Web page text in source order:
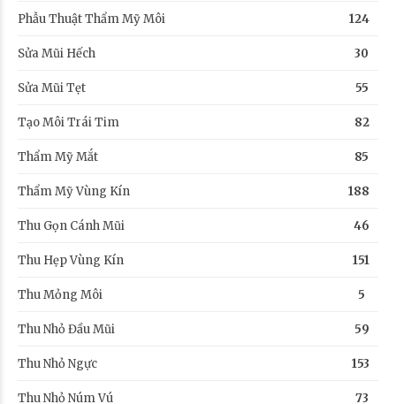
Phẫu Thuật Thẩm Mỹ Môi 124
Sửa Mũi Hếch 30
Sửa Mũi Tẹt 55
Tạo Môi Trái Tim 82
Thẩm Mỹ Mắt 85
Thẩm Mỹ Vùng Kín 188
Thu Gọn Cánh Mũi 46
Thu Hẹp Vùng Kín 151
Thu Mỏng Môi 5
Thu Nhỏ Đầu Mũi 59
Thu Nhỏ Ngực 153
Thu Nhỏ Núm Vú 73